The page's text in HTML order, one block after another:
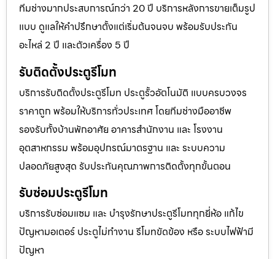
ทีมช่างมากประสบการณ์กว่า 20 ปี บริการหลังการขายเต็มรูป
แบบ ดูแลให้คำปรึกษาตั้งแต่เริ่มต้นจนจบ พร้อมรับประกัน
อะไหล่ 2 ปี และตัวเครื่อง 5 ปี
รับติดตั้งประตูรีโมท
บริการรับติดตั้งประตูรีโมท ประตูรั้วอัตโนมัติ แบบครบวงจร
ราคาถูก พร้อมให้บริการทั่วประเทศ โดยทีมช่างมืออาชีพ
รองรับทั้งบ้านพักอาศัย อาคารสำนักงาน และ โรงงาน
อุตสาหกรรม พร้อมอุปกรณ์มาตรฐาน และ ระบบความ
ปลอดภัยสูงสุด รับประกันคุณภาพการติดตั้งทุกขั้นตอน
รับซ่อมประตูรีโมท
บริการรับซ่อมแซม และ บำรุงรักษาประตูรีโมททุกยี่ห้อ แก้ไข
ปัญหามอเตอร์ ประตูไม่ทำงาน รีโมทขัดข้อง หรือ ระบบไฟฟ้ามี
ปัญหา